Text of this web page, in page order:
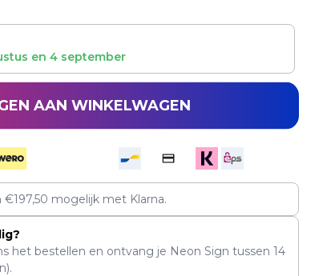
en 4 september
AAN WINKELWAGEN
€197,50 mogelijk met Klarna.
het bestellen en ontvang je Neon Sign tussen 14